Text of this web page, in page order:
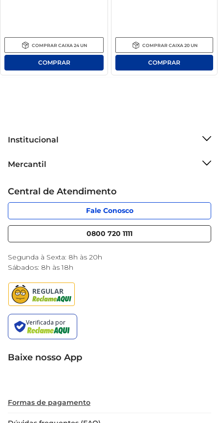
COMPRAR CAIXA 24UN COMPRAR CAIXA 20 UN
Institucional
Sobre Privacidade
Nossas lojas
Mercantil
Código de Ética
Serviços
Central de Atendimento
Fale Conosco
0800 720 1111
Segunda à Sexta: 8h às 20h
Sábados: 8h às 18h
Baixe nosso App
Formas de pagamento